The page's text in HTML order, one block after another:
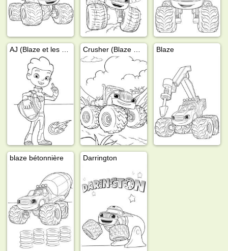
Blaze
blaze bétonnière Darrington